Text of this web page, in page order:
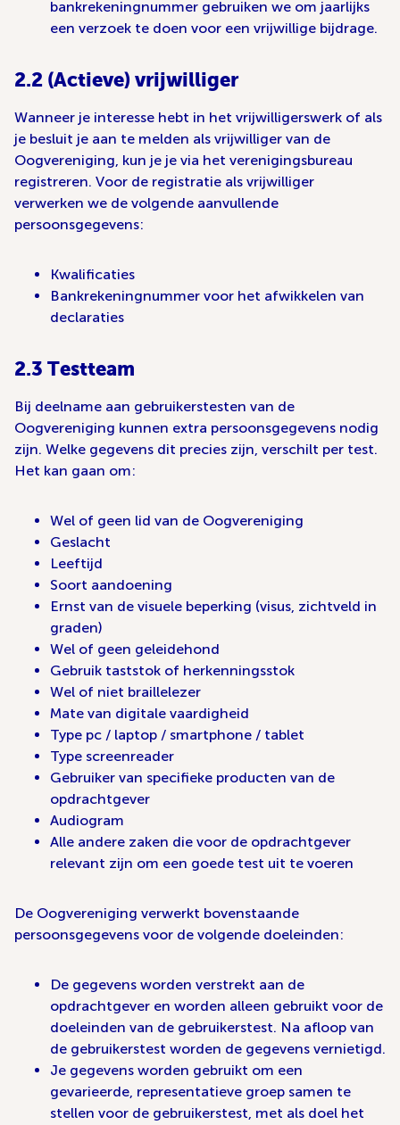
bankrekeningnummer gebruiken we om jaarlijks
een verzoek te doen voor een vrijwillige bijdrage.
2.2 (Actieve) vrijwilliger
Wanneer je interesse hebt in het vrijwilligerswerk of als
je besluit je aan te melden als vrijwilliger van de
Oogvereniging, kun je je via het verenigingsbureau
registreren. Voor de registratie als vrijwilliger
verwerken we de volgende aanvullende
persoonsgegevens:
Kwalificaties
Bankrekeningnummer voor het afwikkelen van
declaraties
2.3 Testteam
Bij deelname aan gebruikerstesten van de
Oogvereniging kunnen extra persoonsgegevens nodig
zijn. Welke gegevens dit precies zijn, verschilt per test.
Het kan gaan om:
Wel of geen lid van de Oogvereniging
Geslacht
Leeftijd
Soort aandoening
Ernst van de visuele beperking (visus, zichtveld in
graden)
Wel of geen geleidehond
Gebruik taststok of herkenningsstok
Wel of niet braillelezer
Mate van digitale vaardigheid
Type pc / laptop / smartphone / tablet
Type screenreader
Gebruiker van specifieke producten van de
opdrachtgever
Audiogram
Alle andere zaken die voor de opdrachtgever
relevant zijn om een goede test uit te voeren
De Oogvereniging verwerkt bovenstaande
persoonsgegevens voor de volgende doeleinden:
De gegevens worden verstrekt aan de
opdrachtgever en worden alleen gebruikt voor de
doeleinden van de gebruikerstest. Na afloop van
de gebruikerstest worden de gegevens vernietigd.
Je gegevens worden gebruikt om een
gevarieerde, representatieve groep samen te
stellen voor de gebruikerstest, met als doel het